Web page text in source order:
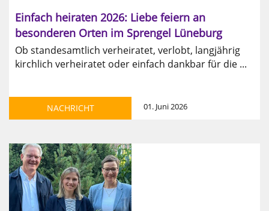
Einfach heiraten 2026: Liebe feiern an
besonderen Orten im Sprengel Lüneburg
Ob standesamtlich verheiratet, verlobt, langjährig
kirchlich verheiratet oder einfach dankbar für die ...
NACHRICHT 01. Juni 2026